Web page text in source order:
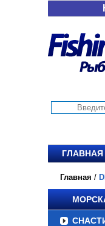
ГЛАВНАЯ
Главная /